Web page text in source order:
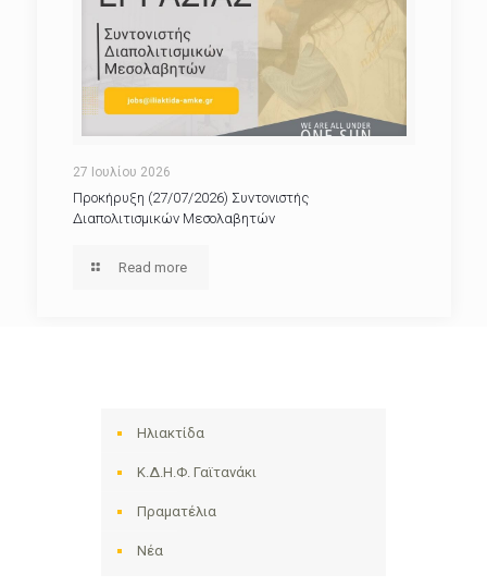
27 Ιουλίου 2026
Προκήρυξη (27/07/2026) Συντονιστής
Διαπολιτισμικών Μεσολαβητών
Read more
Ηλιακτίδα
Κ.Δ.Η.Φ. Γαϊτανάκι
Πραματέλια
Νέα